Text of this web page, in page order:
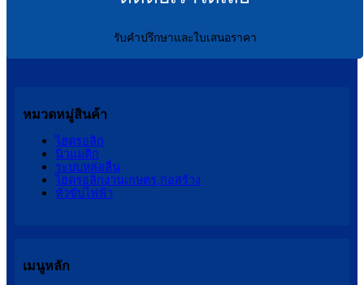
รับคำปรึกษาและใบเสนอราคา
หมวดหมู่สินค้า
ไฮดรอลิก
นิวแมติก
ระบบหล่อลื่น
ไฮดรอลิกงานเกษตร,ก่อสร้าง
หัวขับไฟฟ้า
เมนูหลัก